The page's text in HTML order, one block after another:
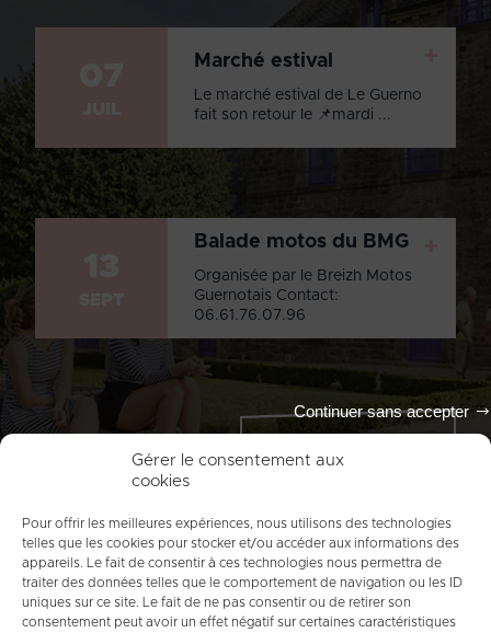
Gérer le consentement aux
cookies
Pour offrir les meilleures expériences, nous utilisons des technologies
telles que les cookies pour stocker et/ou accéder aux informations des
appareils. Le fait de consentir à ces technologies nous permettra de
traiter des données telles que le comportement de navigation ou les ID
uniques sur ce site. Le fait de ne pas consentir ou de retirer son
consentement peut avoir un effet négatif sur certaines caractéristiques
Continuer sans accepter
Marché estival
Le marché estival de Le Guerno
fait son retour le 📌mardi ...
Balade motos du BMG
Organisée par le Breizh Motos
Guernotais Contact:
06.61.76.07.96